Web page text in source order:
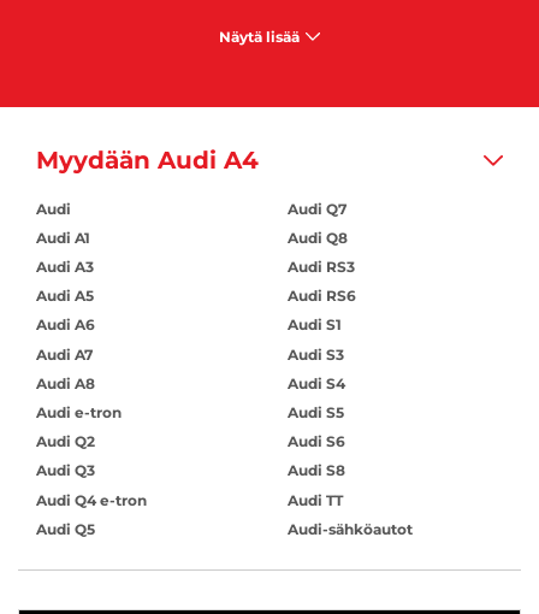
Näytä lisää
Myydään Audi A4
Audi
Audi A1
Audi A3
Audi A5
Audi A6
Audi A7
Audi A8
Audi e-tron
Audi Q2
Audi Q3
Audi Q4 e-tron
Audi Q5
Audi Q7
Audi Q8
Audi RS3
Audi RS6
Audi S1
Audi S3
Audi S4
Audi S5
Audi S6
Audi S8
Audi TT
Audi-sähköautot